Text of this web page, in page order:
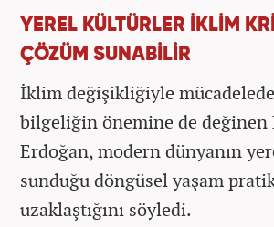
YEREL KÜLTÜRLER İKLİM
ÇÖZÜM SUNABİLİR
İklim değişikliğiyle
bilgeliğin önemine de değinen
Erdoğan, modern dünyanın
sunduğu döngüsel yaşam
uzaklaştığını söyledi.